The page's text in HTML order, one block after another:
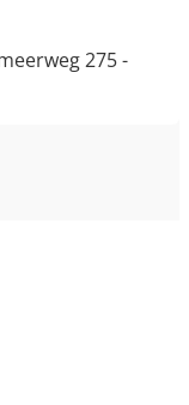
275 -